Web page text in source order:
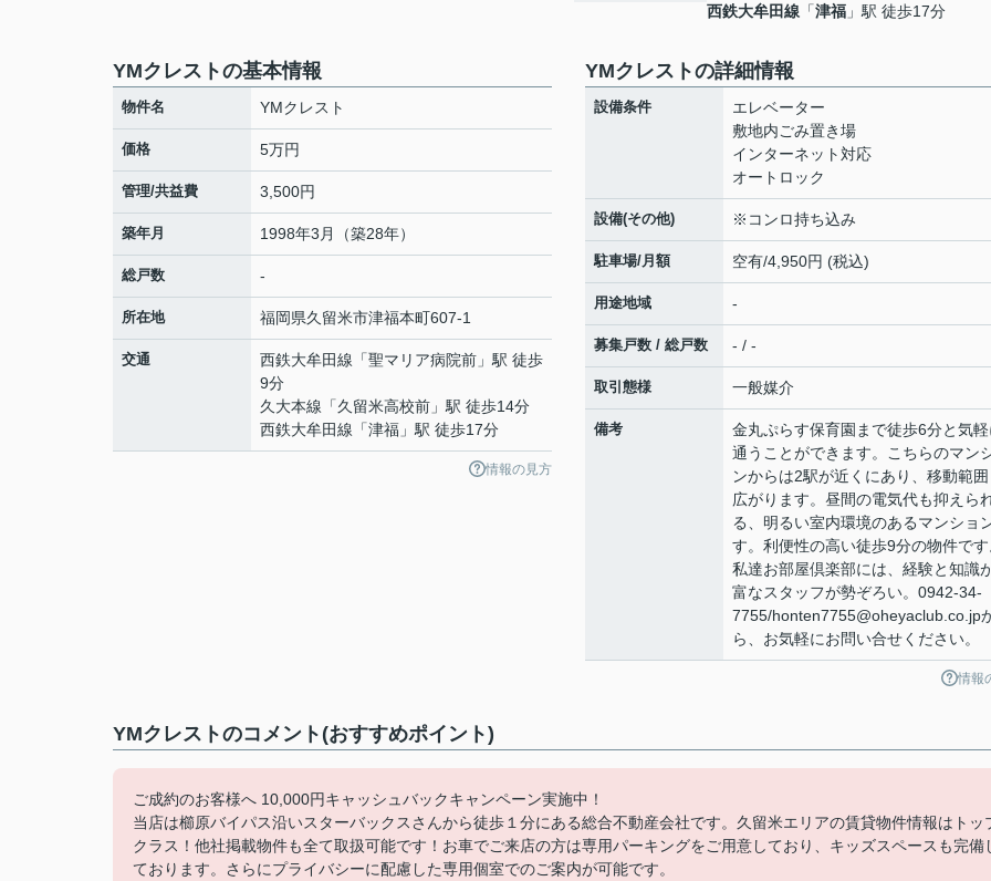
西鉄大牟田線 「津福 」駅 徒歩17分
YMクレストの基本情報
物件名 YMクレスト
価格 5万円
管理/共益費 3,500円
築年月 1998年3月（築28年）
総戸数 -
所在地 福岡県久留米市津福本町607-1
交通 西鉄大牟田線 「聖マリア病院前 」駅 徒歩
9分
久大本線 「久留米高校前 」駅 徒歩14分
西鉄大牟田線 「津福 」駅 徒歩17分
情報の見方
YMクレストの詳細情報
設備条件
エレベーター
敷地内ごみ置き場
インターネット対応
オートロック
設備(その他) ※コンロ持ち込み
駐車場/月額 空有/4,950円 (税込)
用途地域 -
募集戸数 / 総戸数 - / -
取引態様 一般媒介
備考
金丸ぷらす保育園まで徒歩6分と気
通うことができます。こちらのマン
ンからは2駅が近くにあり、移動範
広がります。昼間の電気代も抑えら
る、明るい室内環境のあるマンショ
す。利便性の高い徒歩9分の物件で
私達お部屋倶楽部には、経験と知識
富なスタッフが勢ぞろい。0942-34-
7755/honten7755@oheyaclub.co.jp
ら、お気軽にお問い合せください。
情報
YMクレストのコメント(おすすめポイント)
ご成約のお客様へ 10,000円キャッシュバックキャンペーン実施中！
当店は櫛原バイパス沿いスターバックスさんから徒歩１分にある総合不動産会社です。久留米エリアの賃貸物件情報はトッ
クラス！他社掲載物件も全て取扱可能です！お車でご来店の方は専用パーキングをご用意しており、キッズスペースも完備
ております。さらにプライバシーに配慮した専用個室でのご案内が可能です。